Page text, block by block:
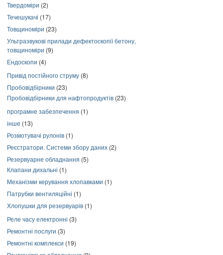
Твердоміри (2)
Течешукачі (17)
Товщиноміри (23)
Ультразвукові прилади дефектоскопії бетону,
товщиноміри (9)
Ендоскопи (4)
Привід постійного струму (8)
Пробовідбірники (23)
Пробовідбірники для нафтопродуктів (23)
програмне забезпечення (1)
інше (13)
Розмотувачі рулонів (1)
Реєстратори. Системи збору даних (2)
Резервуарне обладнання (5)
Клапани дихальні (1)
Механізми керування хлопавками (1)
Патрубки вентиляційні (1)
Хлопушки для резервуарів (1)
Реле часу електронні (3)
Ремонтні послуги (3)
Ремонтні комплекси (19)